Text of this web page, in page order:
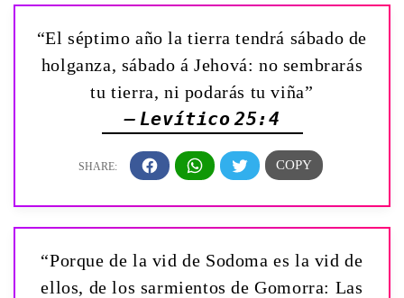
“El séptimo año la tierra tendrá sábado de
holganza, sábado á Jehová: no sembrarás
tu tierra, ni podarás tu viña”
— Levítico 25:4
“Porque de la vid de Sodoma es la vid de
ellos, de los sarmientos de Gomorra: Las